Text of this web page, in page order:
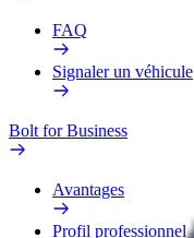
FAQ
Signaler un véhicule
Bolt for Business
Avantages
Profil professionnel